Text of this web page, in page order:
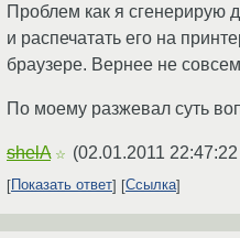
Проблем как я сгенерирую
и распечатать его на
браузере. Вернее не
По моему разжевал суть
shelA ☆ (02.01.2011
Показать ответ
Ссылка